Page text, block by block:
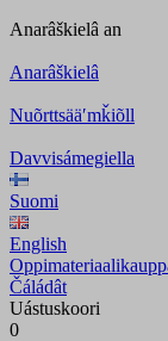
Anarâškielâ an
Anarâškielâ
Nuõrttsääʹmǩiõll
Davvisámegiella
Suomi
English
Čáládât
Uástuskoori
0